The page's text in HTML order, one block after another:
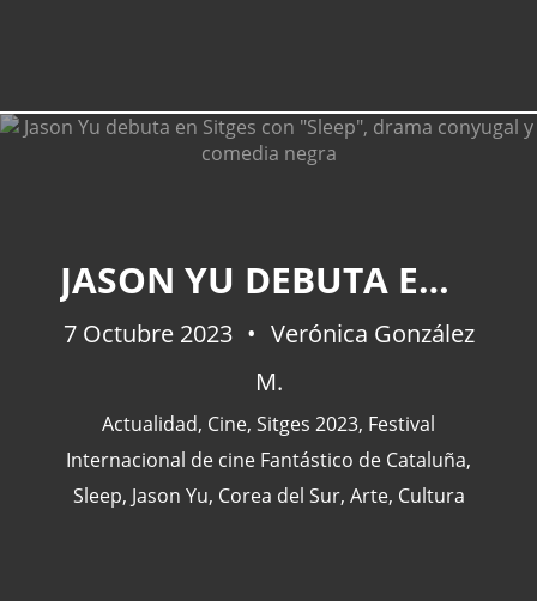
JASON YU DEBUTA EN SITGES CON "SLEEP", DRAMA CONYUGAL Y COMEDIA NEGRA
7 Octubre 2023
Verónica González
M.
Actualidad, Cine, Sitges 2023, Festival
Internacional de cine Fantástico de Cataluña,
Sleep, Jason Yu, Corea del Sur, Arte, Cultura